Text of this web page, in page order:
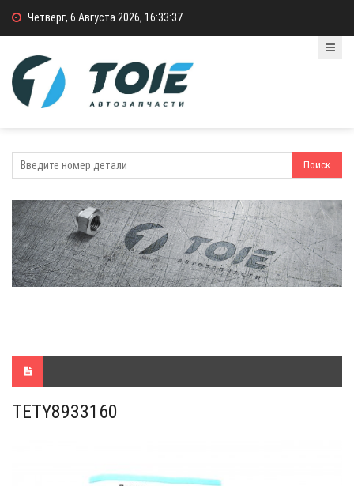
Четверг, 6 Августа 2026, 16:33:37
TETY8933160